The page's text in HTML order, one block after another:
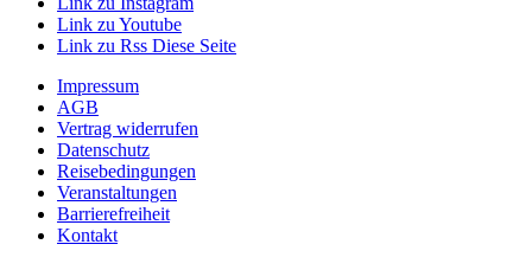
Link zu Youtube
Link zu Rss Diese Seite
Impressum
AGB
Vertrag widerrufen
Datenschutz
Reisebedingungen
Veranstaltungen
Barrierefreiheit
Kontakt